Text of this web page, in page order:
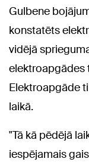
Gulbene
konstatēts
vidējā
elektroapgādes
Elektroapgāde
laikā.
"Tā kā pēdējā
iespējamais